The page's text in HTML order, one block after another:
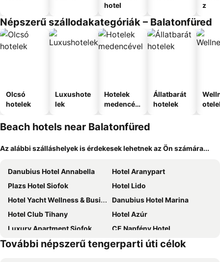
hotel
z
Népszerű szállodakategóriák – Balatonfüred
Olcsó
hotelek
Luxushote
lek
Hotelek
medencév
Állatbarát
hotelek
Beach hotels near Balatonfüred
Az alábbi szálláshelyek is érdekesek lehetnek az Ön számára...
Danubius Hotel Annabella
Hotel Aranypart
Plazs Hotel Siofok
Hotel Lido
Hotel Yacht Wellness & Business
Danubius Hotel Marina
Hotel Club Tihany
Hotel Azúr
Luxury Apartment Siofok
CE Napfény Hotel
Hunguest Hotel Bál Resort
Krisztina Pension
További népszerű tengerparti úti célok